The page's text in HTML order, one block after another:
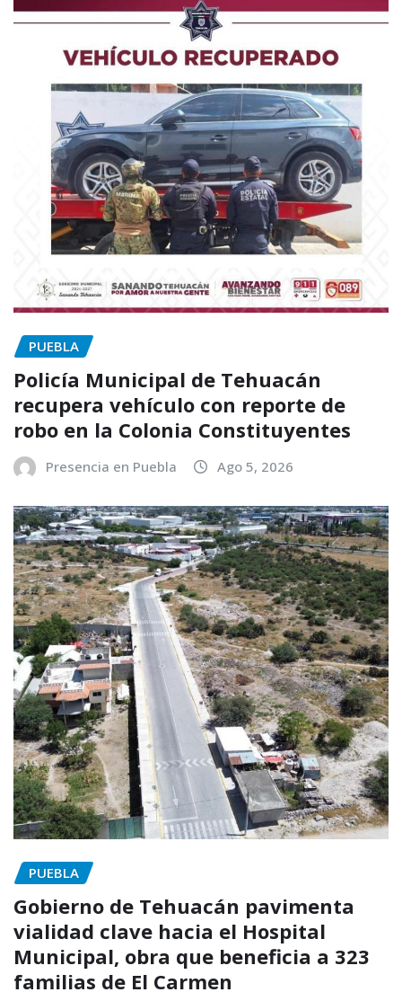
PUEBLA
Policía Municipal de Tehuacán
recupera vehículo con reporte de
robo en la Colonia Constituyentes
Presencia en Puebla Ago 5, 2026
PUEBLA
Gobierno de Tehuacán pavimenta
vialidad clave hacia el Hospital
Municipal, obra que beneficia a 323
familias de El Carmen